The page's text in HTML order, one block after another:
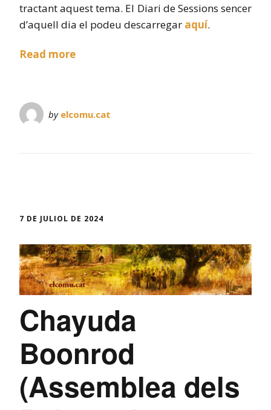
tractant aquest tema. El Diari de Sessions sencer
d’aquell dia el podeu descarregar aquí.
Read more
by elcomu.cat
7 DE JULIOL DE 2024
Chayuda
Boonrod
(Assemblea dels